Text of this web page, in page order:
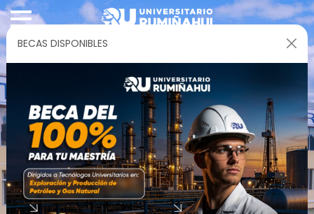
ADMISIONES ABIERTAS
Universitario Rumiñahui
BECAS DISPONIBLES
Asistente Virtual RU